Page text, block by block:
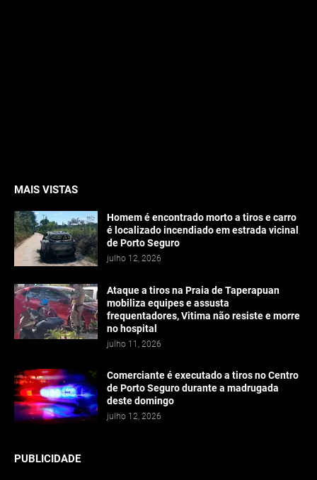
MAIS VISTAS
Homem é encontrado morto a tiros e carro
é localizado incendiado em estrada vicinal
de Porto Seguro
julho 12, 2026
Ataque a tiros na Praia de Taperapuan
mobiliza equipes e assusta
frequentadores, Vitima não resiste e morre
no hospital
julho 11, 2026
Comerciante é executado a tiros no Centro
de Porto Seguro durante a madrugada
deste domingo
julho 12, 2026
PUBLICIDADE